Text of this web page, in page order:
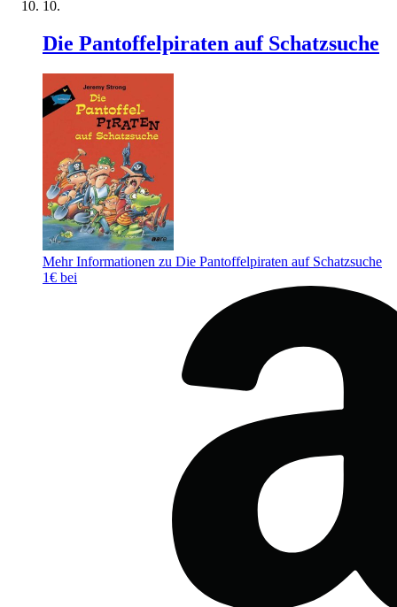
Die Pantoffelpiraten auf Schatzsuche
Mehr Informationen zu Die Pantoffelpiraten auf Schatzsuche
1€ bei